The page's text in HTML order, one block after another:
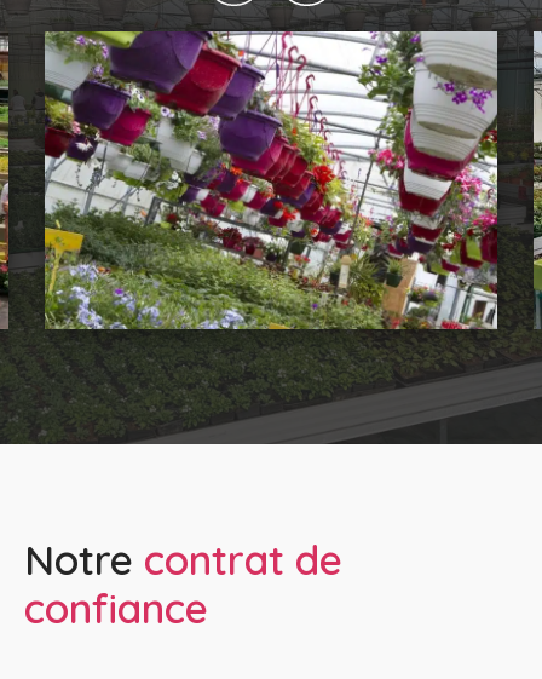
Notre contrat de
confiance